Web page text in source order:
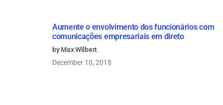
Aumente o envolvimento dos funcionários
com comunicações empresariais em direto
by Max Wilbert
December 10, 2018